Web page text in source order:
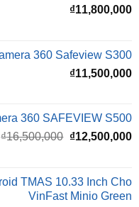
₫11,800,000
360 Safeview S300
₫11,500,000
360 SAFEVIEW S500
₫16,500,000 Giá
₫16,500,000.
₫12,500,000
TMAS 10.33 Inch Cho
VinFast Minio Green